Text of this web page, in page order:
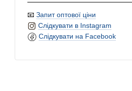
📧 Запит оптової ціни
Слідкувати в Instagram
Слідкувати на Facebook